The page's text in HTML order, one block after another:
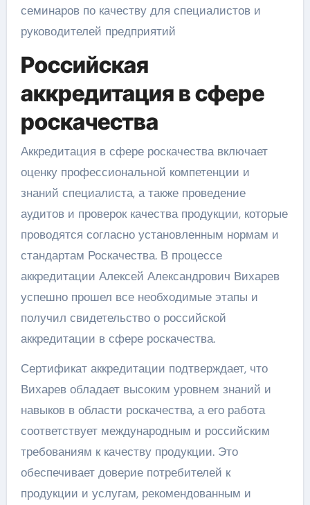
семинаров по качеству для специалистов и
руководителей предприятий
Российская
аккредитация в сфере
роскачества
Аккредитация в сфере роскачества включает
оценку профессиональной компетенции и
знаний специалиста, а также проведение
аудитов и проверок качества продукции, которые
проводятся согласно установленным нормам и
стандартам Роскачества. В процессе
аккредитации Алексей Александрович Вихарев
успешно прошел все необходимые этапы и
получил свидетельство о российской
аккредитации в сфере роскачества.
Сертификат аккредитации подтверждает, что
Вихарев обладает высоким уровнем знаний и
навыков в области роскачества, а его работа
соответствует международным и российским
требованиям к качеству продукции. Это
обеспечивает доверие потребителей к
продукции и услугам, рекомендованным и